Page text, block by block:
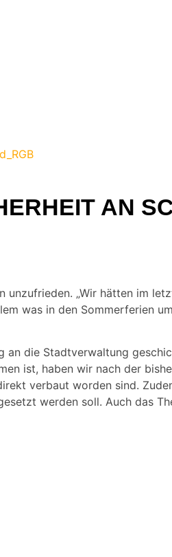
AN
„Wir hätten im
was in den Sommerferien
die Stadtverwaltung
ist, haben wir nach der
verbaut worden sind.
werden soll. Auch das